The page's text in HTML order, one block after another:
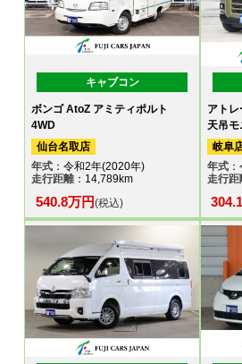
キャブコン
ボンゴ AtoZ アミティポルト
4WD
仙台名取店
年式 ：令和2年(2020年)
走行距離：14,789km
540.8万円(税込)
アト
天吊
岐阜
年式：
走行距